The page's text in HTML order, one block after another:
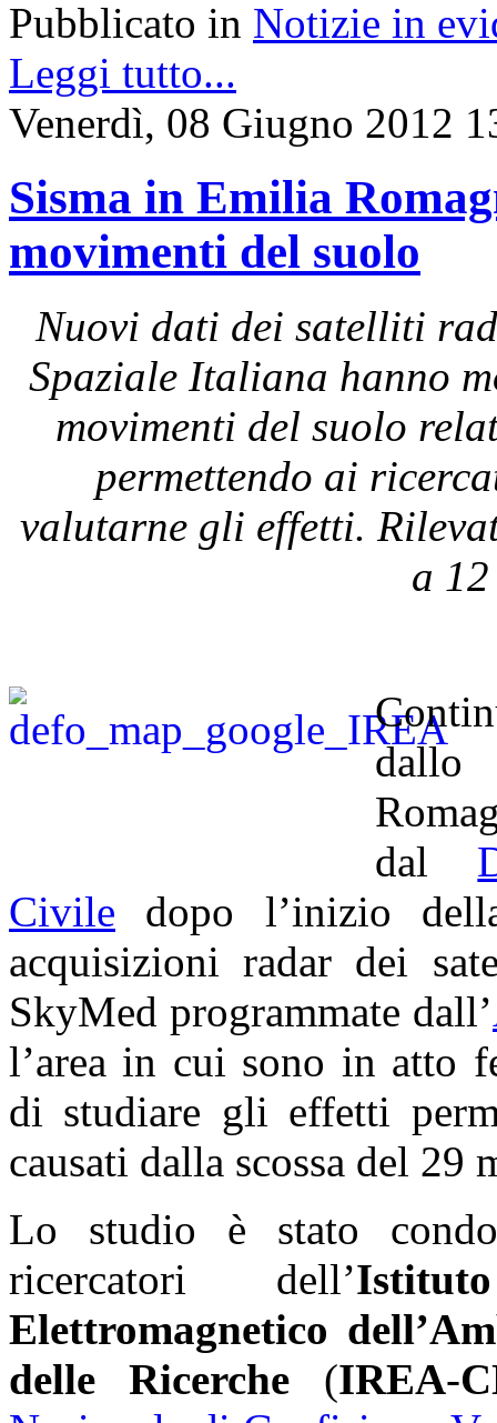
Pubblicato in Notizie in
Leggi tutto...
Venerdì, 08 Giugno 2012
Sisma in Emilia
movimenti del suolo
Nuovi dati dei satelliti
Spaziale Italiana hanno
movimenti del suolo
permettendo ai
valutarne gli effetti.
a
dallo
dal
Civile dopo l’inizio
acquisizioni radar dei
SkyMed programmate dall’
l’area in cui sono in atto
di studiare gli effetti
causati dalla scossa del 29
Lo studio è stato
ricercatori dell’
Elettromagnetico
delle Ricerche (IREA-